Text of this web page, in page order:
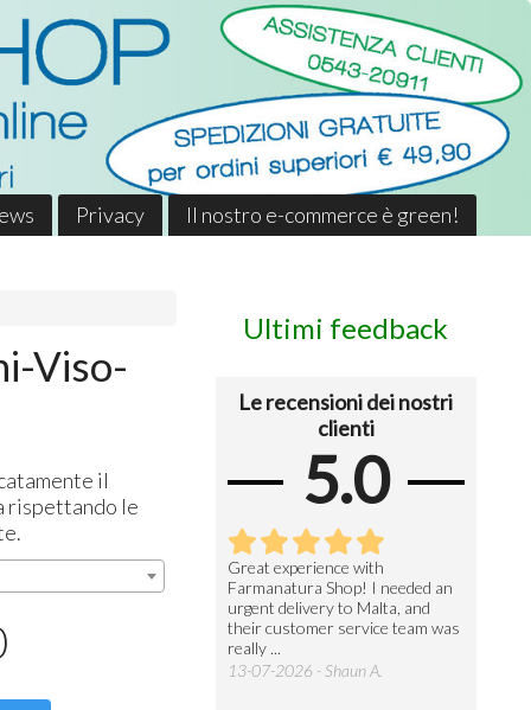
Privacy Il nostro e-commerce è green!
Viso-
il
rispettando le
Ultimi feedback
Le recensioni dei nostri
clienti
5.0
perfetto
07-2026 - Ruggero V.
Great experience with
Farmanatura Shop! I needed an
urgent delivery to Malta, and
their customer service team was
really ...
13-07-2026 - Shaun A.